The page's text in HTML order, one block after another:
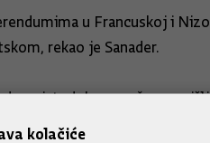
u Francuskoj i
rekao je Sanader.
se istodobno može
EU-a", rekao je Sanader.
kolačiće